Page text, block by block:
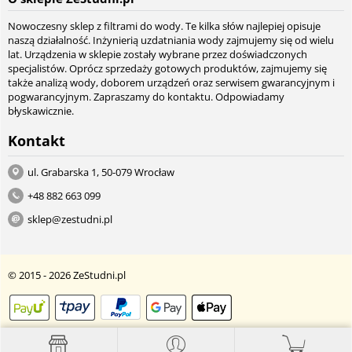
Nowoczesny sklep z filtrami do wody. Te kilka słów najlepiej opisuje
naszą działalność. Inżynierią uzdatniania wody zajmujemy się od wielu
lat. Urządzenia w sklepie zostały wybrane przez doświadczonych
specjalistów. Oprócz sprzedaży gotowych produktów, zajmujemy się
także analizą wody, doborem urządzeń oraz serwisem gwarancyjnym i
pogwarancyjnym. Zapraszamy do kontaktu. Odpowiadamy
błyskawicznie.
Kontakt
ul. Grabarska 1, 50-079 Wrocław
+48 882 663 099
sklep@zestudni.pl
© 2015 - 2026 ZeStudni.pl